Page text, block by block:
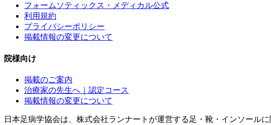
フォームソティックス・メディカル公式
利用規約
プライバシーポリシー
掲載情報の変更について
院様向け
掲載のご案内
治療家の先生へ｜認定コース
掲載情報の変更について
日本足病学協会は、株式会社ランナートが運営する足・靴・インソール